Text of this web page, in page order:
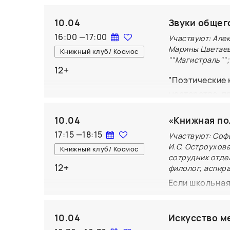
статистики
мировой
библиографии
Несмеянова
гуманитарных
История
Книжные
офлайн и
встреч? Об
богата
и прозу, и
10.04
16:00 —17:00
Книжный клуб/ Космос
12+
Звуки
Участвуют:
Марины
"Поэтические
Григорием
отсюда
стихи Ян
Назым
и его роли в
10.04
17:15 —18:15
Книжный клуб/ Космос
12+
«Книжная
Участвуют:
И.С.
сотрудник
филолог,
Если
на встречу
10.04 Искусство